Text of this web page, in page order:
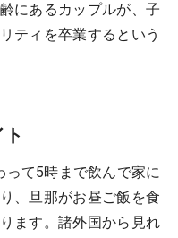
にあるカップルが、子
ティを卒業するという
て5時まで飲んで家に
、旦那がお昼ご飯を食
ます。諸外国から見れ